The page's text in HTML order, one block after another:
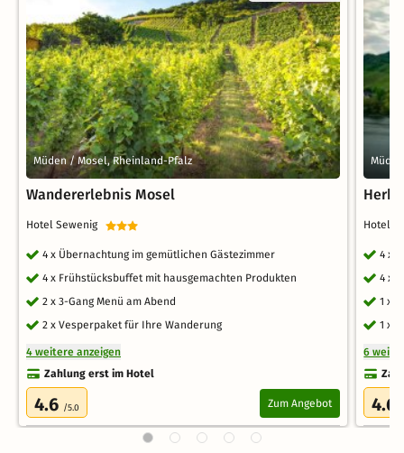
Müden / Mosel, Rheinland-Pfalz
Wandererlebnis Mosel
Hotel Sewenig
4 x Übernachtung im gemütlichen Gästezimmer
4 x Frühstücksbuffet mit hausgemachten Produkten
2 x 3-Gang Menü am Abend
2 x Vesperpaket für Ihre Wanderung
4 weitere anzeigen
Zahlung erst im Hotel
4.6 /5.0 Zum Angebot
Hotel
4 x
4 x
1 x
1 x
6
4.6